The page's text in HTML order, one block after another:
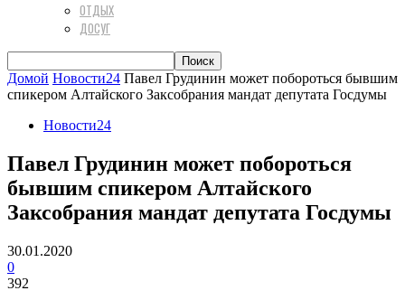
ОТДЫХ
ДОСУГ
Домой Новости24 Павел Грудинин может побороться бывшим
спикером Алтайского Заксобрания мандат депутата Госдумы
Новости24
Павел Грудинин может побороться
бывшим спикером Алтайского
Заксобрания мандат депутата Госдумы
30.01.2020
0
392